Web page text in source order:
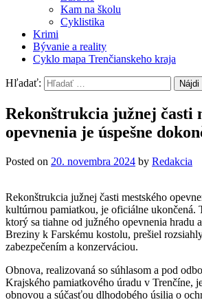
Kam na školu
Cyklistika
Krimi
Bývanie a reality
Cyklo mapa Trenčianskeho kraja
Hľadať:
Rekonštrukcia južnej časti
opevnenia je úspešne
Posted on 20. novembra 2024 by Redakcia
Rekonštrukcia južnej časti mestského
kultúrnou pamiatkou, je oficiálne ukončená.
ktorý sa tiahne od južného opevnenia hradu
Breziny k Farskému kostolu, prešiel
zabezpečením a konzerváciou.
Obnova, realizovaná so súhlasom a pod
Krajského pamiatkového úradu v Trenčíne,
obnovou a súčasťou dlhodobého úsilia o